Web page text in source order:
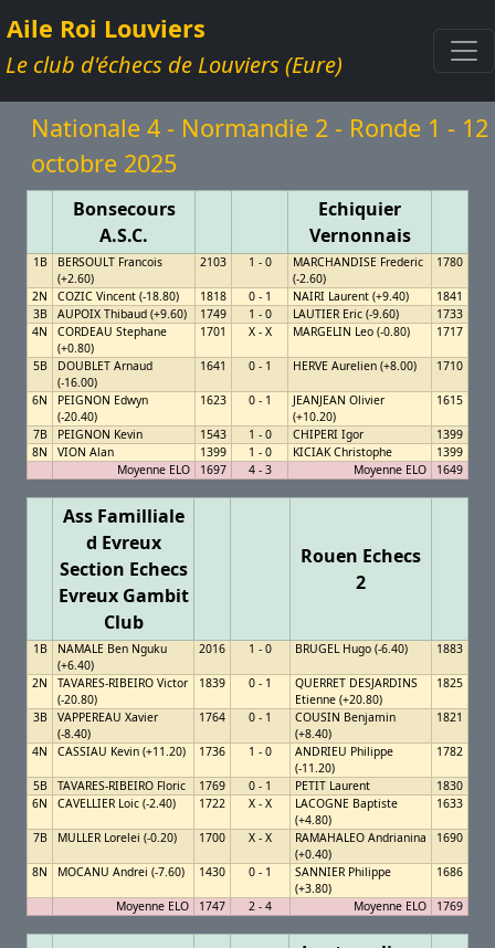
Aile Roi Louviers
Le club d'échecs de Louviers (Eure)
Nationale 4 - Normandie 2 - Ronde 1 - 12
octobre 2025
Bonsecours
A.S.C.
Echiquier
Vernonnais
1B
BERSOULT Francois
(+2.60)
2103 1 - 0
MARCHANDISE Frederic
(-2.60)
1780
2N COZIC Vincent (-18.80) 1818 0 - 1 NAIRI Laurent (+9.40)
1841
3B
AUPOIX Thibaud (+9.60) 1749 1 - 0 LAUTIER Eric (-9.60)
1733
4N
CORDEAU Stephane
(+0.80)
1701 X - X MARGELIN Leo (-0.80) 1717
5B
DOUBLET Arnaud
(-16.00)
1641 0 - 1 HERVE Aurelien (+8.00) 1710
6N
PEIGNON Edwyn
(-20.40)
1623 0 - 1
JEANJEAN Olivier
(+10.20)
1615
7B PEIGNON Kevin 1543 1 - 0 CHIPERI Igor
1399
8N
VION Alan 1399 1 - 0 KICIAK Christophe
1399
Moyenne ELO
1697 4 - 3 Moyenne ELO 1649
Ass Familliale
d Evreux
Section Echecs
Evreux Gambit
Club
Rouen Echecs
2
1B
NAMALE Ben Nguku
(+6.40)
2016 1 - 0 BRUGEL Hugo (-6.40) 1883
2N
TAVARES-RIBEIRO Victor
(-20.80)
1839 0 - 1
QUERRET DESJARDINS
Etienne (+20.80)
1825
3B
VAPPEREAU Xavier
(-8.40)
1764 0 - 1
COUSIN Benjamin
(+8.40)
1821
4N CASSIAU Kevin (+11.20) 1736 1 - 0
ANDRIEU Philippe
(-11.20)
1782
5B TAVARES-RIBEIRO Floric 1769 0 - 1 PETIT Laurent
1830
6N
CAVELLIER Loic (-2.40) 1722 X - X
LACOGNE Baptiste
(+4.80)
1633
7B MULLER Lorelei (-0.20) 1700 X - X
RAMAHALEO Andrianina
(+0.40)
1690
8N MOCANU Andrei (-7.60) 1430 0 - 1
SANNIER Philippe
(+3.80)
1686
Moyenne ELO 1747 2 - 4 Moyenne ELO 1769